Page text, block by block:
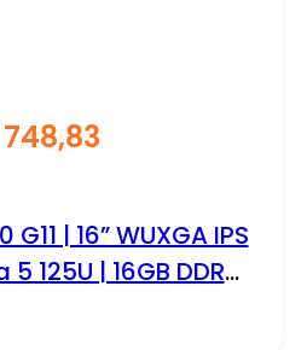
| 16” WUXGA IPS
125U | 16GB DDR5 |